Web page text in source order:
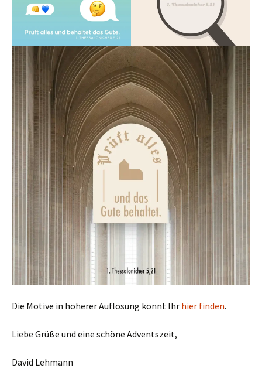
Die Motive in höherer Auflösung könnt Ihr hier finden.
Liebe Grüße und eine schöne Adventszeit,
David Lehmann